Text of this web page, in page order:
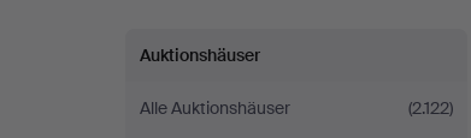
Auktionshäuser
Alle Auktionshäuser
(2.122)